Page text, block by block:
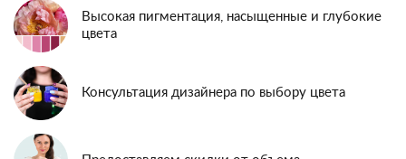
Высокая пигментация, насыщенные и глубокие
цвета
Консультация дизайнера по выбору цвета